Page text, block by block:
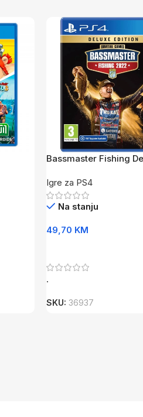
Bassmaster Fishing
Igre za PS4
Na stanju
49,70 KM
.
SKU:36937